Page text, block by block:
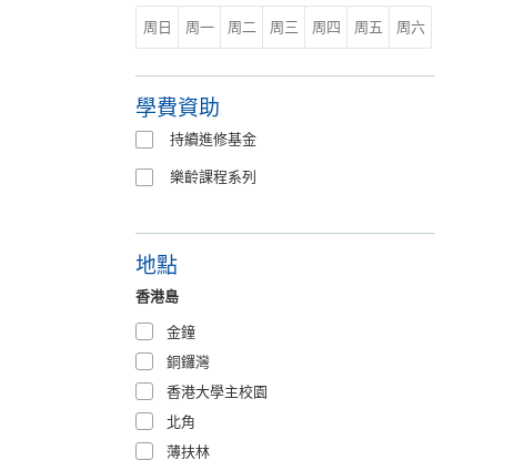
周日 周一 周二 周三 周四 周五 周六
學費資助
持續進修基金
樂齡課程系列
地點
香港島
金鐘
銅鑼灣
香港大學主校園
北角
薄扶林